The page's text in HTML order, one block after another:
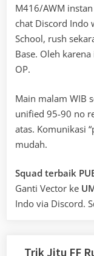
M416/AWM
chat Discord Indo
School, rush
Base. Oleh
OP.
Main malam WIB
unified 95-90 no
atas. Komunikasi
mudah.
Squad terbaik
Ganti Vector ke
Indo via Discord.
Trik Jitu FF